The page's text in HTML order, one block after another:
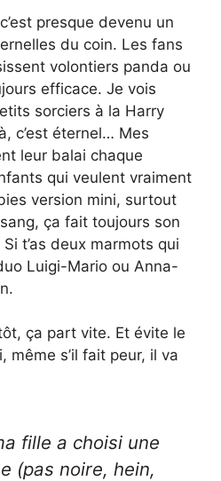
presque devenu un
du coin. Les fans
volontiers panda ou
efficace. Je vois
sorciers à la Harry
c’est éternel… Mes
leur balai chaque
qui veulent vraiment
version mini, surtout
ça fait toujours son
t’as deux marmots qui
Luigi-Mario ou Anna-
ça part vite. Et évite le
même s’il fait peur, il va
fille a choisi une
(pas noire, hein,